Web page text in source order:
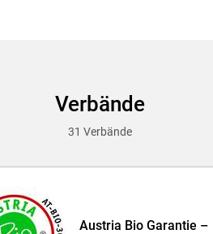
Skip to main content
Verbände
31 Verbände
Austria Bio Garantie –